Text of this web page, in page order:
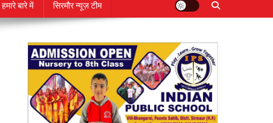
हमारे बारे में सिरमौर न्यूज़ टीम